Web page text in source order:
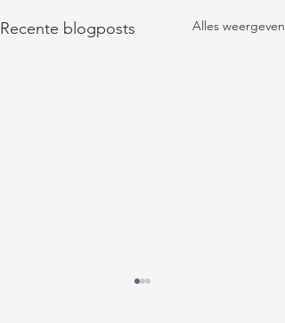
Recente blogposts Alles weergeven